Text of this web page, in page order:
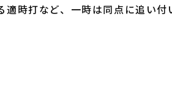
時打など、一時は同点に追い付